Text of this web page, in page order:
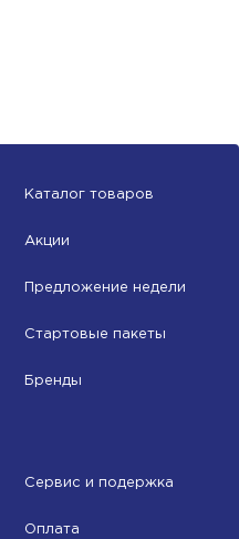
Каталог товаров
Акции
Предложение недели
Стартовые пакеты
Бренды
Сервис и подержка
Оплата